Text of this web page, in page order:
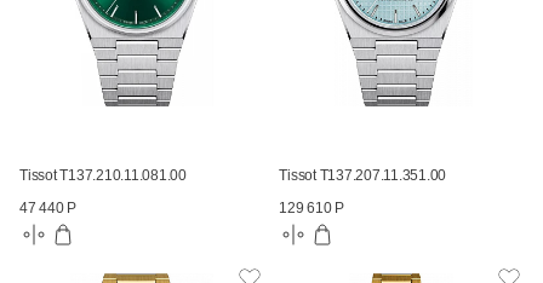
Tissot T137.210.11.081.00
47 440 Р
Tissot T137.207.11.351.00
129 610 Р